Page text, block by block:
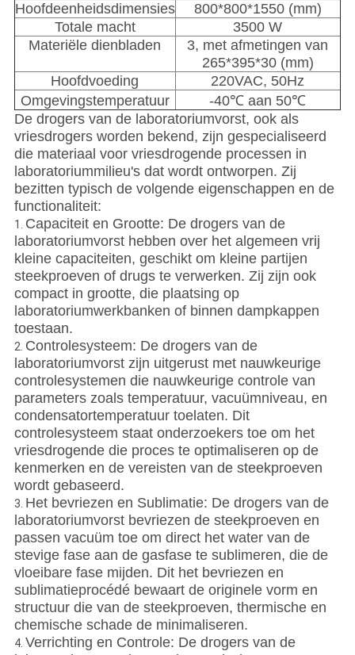
Hoofdeenheidsdimensies
800*800*1550 (mm)
Totale macht
3500 W
Materiële dienbladen
3, met afmetingen van
265*395*30 (mm)
Hoofdvoeding
220VAC, 50Hz
Omgevingstemperatuur
-40℃ aan 50℃
De drogers van de laboratoriumvorst, ook als
vriesdrogers worden bekend, zijn gespecialiseerd
die materiaal voor vriesdrogende processen in
laboratoriummilieu's dat wordt ontworpen. Zij
bezitten typisch de volgende eigenschappen en de
functionaliteit:
1. Capaciteit en Grootte: De drogers van de
laboratoriumvorst hebben over het algemeen vrij
kleine capaciteiten, geschikt om kleine partijen
steekproeven of drugs te verwerken. Zij zijn ook
compact in grootte, die plaatsing op
laboratoriumwerkbanken of binnen dampkappen
toestaan.
2. Controlesysteem: De drogers van de
laboratoriumvorst zijn uitgerust met nauwkeurige
controlesystemen die nauwkeurige controle van
parameters zoals temperatuur, vacuümniveau, en
condensatortemperatuur toelaten. Dit
controlesysteem staat onderzoekers toe om het
vriesdrogende die proces te optimaliseren op de
kenmerken en de vereisten van de steekproeven
wordt gebaseerd.
3. Het bevriezen en Sublimatie: De drogers van de
laboratoriumvorst bevriezen de steekproeven en
passen vacuüm toe om direct het water van de
stevige fase aan de gasfase te sublimeren, die de
vloeibare fase mijden. Dit het bevriezen en
sublimatieprocédé bewaart de originele vorm en
structuur die van de steekproeven, thermische en
chemische schade de minimaliseren.
4. Verrichting en Controle: De drogers van de